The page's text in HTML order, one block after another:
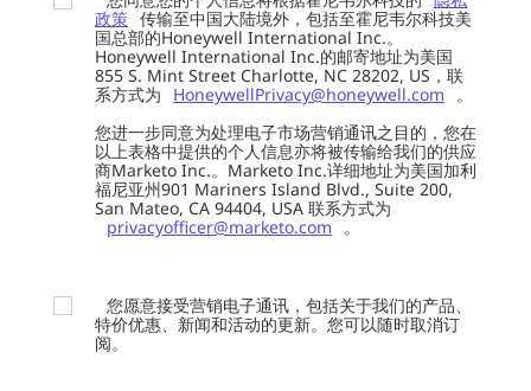
政策 传输至中国大陆境外，包括至霍尼韦尔科技美
国总部的Honeywell International Inc.。
Honeywell International Inc.的邮寄地址为美国
855 S. Mint Street Charlotte, NC 28202, US，联
系方式为
HoneywellPrivacy@honeywell.com
。
您进一步同意为处理电子市场营销通讯之目的，您在
以上表格中提供的个人信息亦将被传输给我们的供应
商Marketo Inc.。Marketo Inc.详细地址为美国加利
福尼亚州901 Mariners Island Blvd., Suite 200,
San Mateo, CA 94404, USA 联系方式为
privacyofficer@marketo.com
。
您愿意接受营销电子通讯，包括关于我们的产品、
特价优惠、新闻和活动的更新。您可以随时取消订
阅。